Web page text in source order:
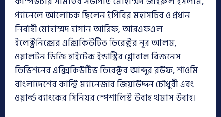
প্যানেলে আলোচক ছিলেন ইপিবির মহাসচিব ও প্রধান
নির্বাহী মোহাম্মদ হাসান আরিফ, আরএফএল
ইলেক্ট্রনিক্সের এক্সিকিউটিভ ডিরেক্টর নূর আলম,
ওয়ালটন ডিজি হাইটেক ইন্ডাস্ট্রির গ্লোবাল বিজনেস
ডিভিশনের এক্সিকিউটিভ ডিরেক্টর আব্দুর রউফ, শাওমি
বাংলাদেশের কান্ট্রি ম্যানেজার জিয়াউদ্দন চৌধুরী এবং
ওয়ার্ল্ড ব্যাংকের সিনিয়র স্পেশালিস্ট উবাহ থমাস উবাহ।